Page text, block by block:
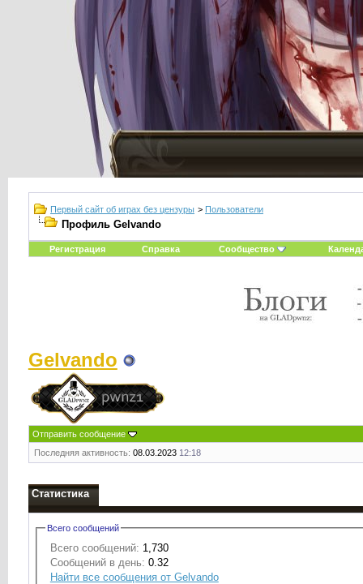
Первый сайт об играх без цензуры > Пользователи
Профиль Gelvando
Регистрация Справка Сообщество
Gelvando
Отправить сообщение
Последняя активность: 08.03.2023 12:18
Статистика
Всего сообщений
Всего сообщений: 1,730
Сообщений в день: 0.32
Найти все сообщения от Gelvando